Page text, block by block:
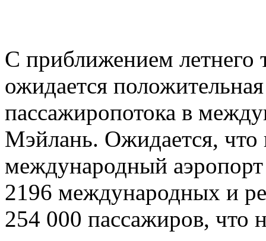
С приближением летнего
ожидается
пассажиропотока в
Мэйлань. Ожидается, что
международный
2196 международных и
254 000 пассажиров, что